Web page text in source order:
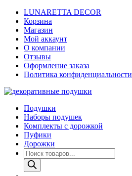
Skip
content
LUNARETTA DECOR
Корзина
Магазин
Мой аккаунт
О компании
Отзывы
Оформление заказа
Политика конфиденциальности
Подушки
Наборы подушек
Комплекты с дорожкой
Пуфики
Дорожки
Поиск
товаров